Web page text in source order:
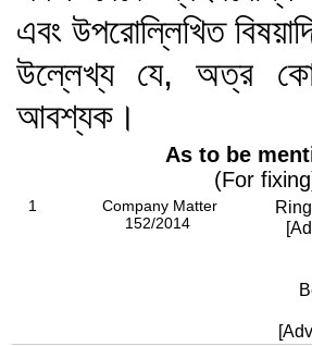
এবং উপরোল্লিখিত
উল্লেখ্য যে, অত্র
আবশ্যক।
As to be
(For
1
Company Matter
152/2014